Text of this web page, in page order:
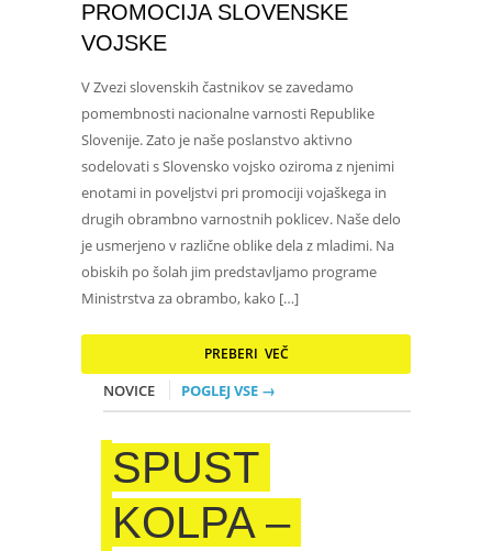
PROMOCIJA SLOVENSKE
VOJSKE
V Zvezi slovenskih častnikov se zavedamo
pomembnosti nacionalne varnosti Republike
Slovenije. Zato je naše poslanstvo aktivno
sodelovati s Slovensko vojsko oziroma z njenimi
enotami in poveljstvi pri promociji vojaškega in
drugih obrambno varnostnih poklicev. Naše delo
je usmerjeno v različne oblike dela z mladimi. Na
obiskih po šolah jim predstavljamo programe
Ministrstva za obrambo, kako […]
PREBERI VEČ
NOVICE POGLEJ VSE →
SPUST
KOLPA –